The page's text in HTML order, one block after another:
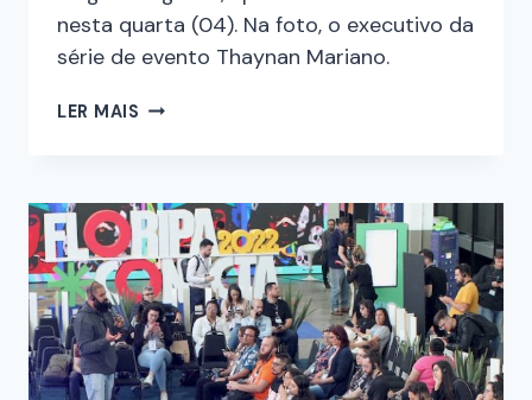
nesta quarta (04). Na foto, o executivo da
série de evento Thaynan Mariano.
LER MAIS